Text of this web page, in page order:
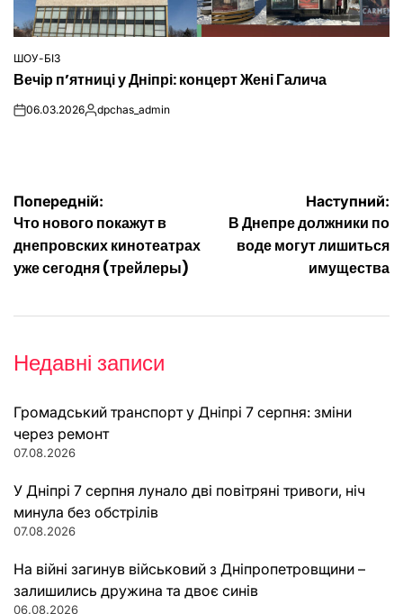
ОПУБЛІКУВАТИ
У
ШОУ-БІЗ
Вечір п’ятниці у Дніпрі: концерт Жені Галича
on06.03.2026Опубліковано
dpchas_admin
Навігація
записів
Попередній:
Что нового покажут в
днепровских кинотеатрах
уже сегодня (трейлеры)
Наступний:
В Днепре должники по
воде могут лишиться
имущества
Недавні записи
Громадський транспорт у Дніпрі 7 серпня: зміни
через ремонт
07.08.2026
У Дніпрі 7 серпня лунало дві повітряні тривоги, ніч
минула без обстрілів
07.08.2026
На війні загинув військовий з Дніпропетровщини –
залишились дружина та двоє синів
06.08.2026